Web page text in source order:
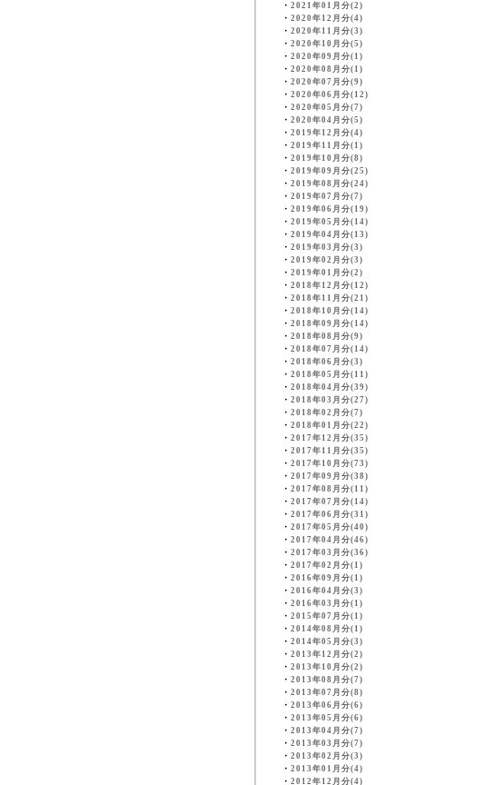
・ 2021年01月分(2)
・ 2020年12月分(4)
・ 2020年11月分(3)
・ 2020年10月分(5)
・ 2020年09月分(1)
・ 2020年08月分(1)
・ 2020年07月分(9)
・ 2020年06月分(12)
・ 2020年05月分(7)
・ 2020年04月分(5)
・ 2019年12月分(4)
・ 2019年11月分(1)
・ 2019年10月分(8)
・ 2019年09月分(25)
・ 2019年08月分(24)
・ 2019年07月分(7)
・ 2019年06月分(19)
・ 2019年05月分(14)
・ 2019年04月分(13)
・ 2019年03月分(3)
・ 2019年02月分(3)
・ 2019年01月分(2)
・ 2018年12月分(12)
・ 2018年11月分(21)
・ 2018年10月分(14)
・ 2018年09月分(14)
・ 2018年08月分(9)
・ 2018年07月分(14)
・ 2018年06月分(3)
・ 2018年05月分(11)
・ 2018年04月分(39)
・ 2018年03月分(27)
・ 2018年02月分(7)
・ 2018年01月分(22)
・ 2017年12月分(35)
・ 2017年11月分(35)
・ 2017年10月分(73)
・ 2017年09月分(38)
・ 2017年08月分(11)
・ 2017年07月分(14)
・ 2017年06月分(31)
・ 2017年05月分(40)
・ 2017年04月分(46)
・ 2017年03月分(36)
・ 2017年02月分(1)
・ 2016年09月分(1)
・ 2016年04月分(3)
・ 2016年03月分(1)
・ 2015年07月分(1)
・ 2014年08月分(1)
・ 2014年05月分(3)
・ 2013年12月分(2)
・ 2013年10月分(2)
・ 2013年08月分(7)
・ 2013年07月分(8)
・ 2013年06月分(6)
・ 2013年05月分(6)
・ 2013年04月分(7)
・ 2013年03月分(7)
・ 2013年02月分(3)
・ 2013年01月分(4)
・ 2012年12月分(4)